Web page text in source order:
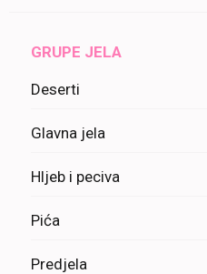
GRUPE JELA
Deserti
Glavna jela
Hljeb i peciva
Pića
Predjela